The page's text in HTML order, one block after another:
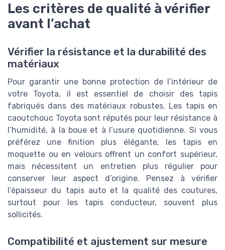
Les critères de qualité à vérifier
avant l’achat
Vérifier la résistance et la durabilité des
matériaux
Pour garantir une bonne protection de l’intérieur de
votre Toyota, il est essentiel de choisir des tapis
fabriqués dans des matériaux robustes. Les tapis en
caoutchouc Toyota sont réputés pour leur résistance à
l’humidité, à la boue et à l’usure quotidienne. Si vous
préférez une finition plus élégante, les tapis en
moquette ou en velours offrent un confort supérieur,
mais nécessitent un entretien plus régulier pour
conserver leur aspect d’origine. Pensez à vérifier
l’épaisseur du tapis auto et la qualité des coutures,
surtout pour les tapis conducteur, souvent plus
sollicités.
Compatibilité et ajustement sur mesure